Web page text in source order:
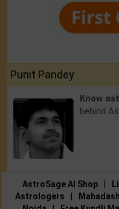
Punit Pandey
Know
behind
AstroSage AI Shop |
Astrologers
|